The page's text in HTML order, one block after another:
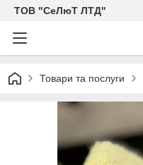
ТОВ "СеЛюТ ЛТД"
Товари та послуги